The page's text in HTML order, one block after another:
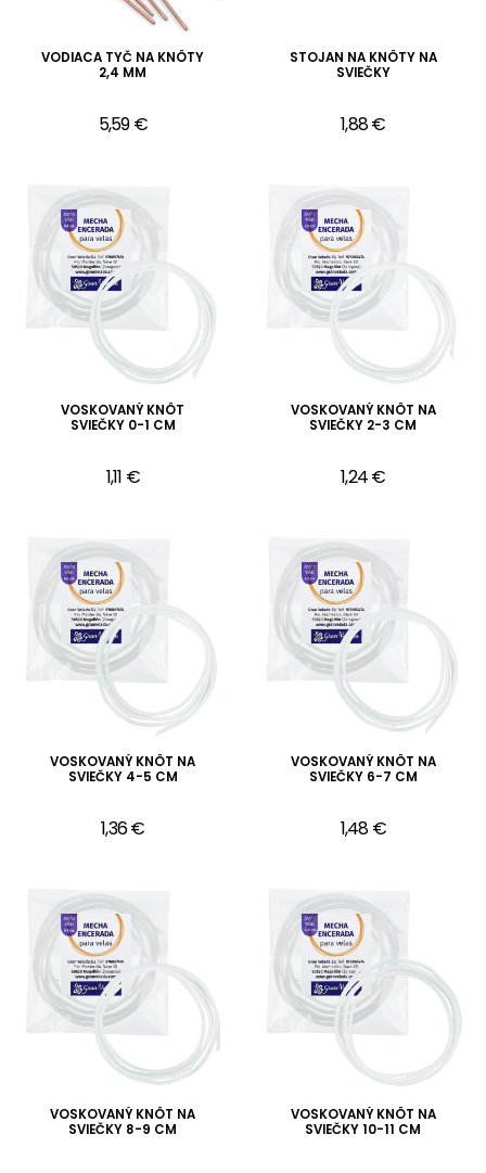
VODIACA TYČ NA KNÔTY
2,4 MM
5,59 €
STOJAN NA KNÔTY NA
SVIEČKY
1,88 €
VOSKOVANÝ KNÔT
SVIEČKY 0-1 CM
1,11 €
VOSKOVANÝ KNÔT NA
SVIEČKY 2-3 CM
1,24 €
VOSKOVANÝ KNÔT NA
SVIEČKY 4-5 CM
1,36 €
VOSKOVANÝ KNÔT NA
SVIEČKY 6-7 CM
1,48 €
VOSKOVANÝ KNÔT NA
SVIEČKY 8-9 CM
VOSKOVANÝ KNÔT NA
SVIEČKY 10-11 CM